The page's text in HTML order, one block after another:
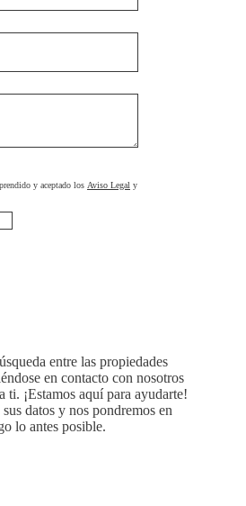
y aceptado los Aviso Legal y
entre las propiedades
en contacto con nosotros
¡Estamos aquí para ayudarte!
datos y nos pondremos en
lo antes posible.